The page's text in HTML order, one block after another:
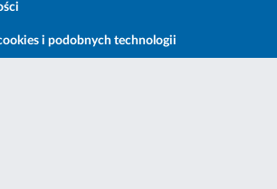
i podobnych technologii